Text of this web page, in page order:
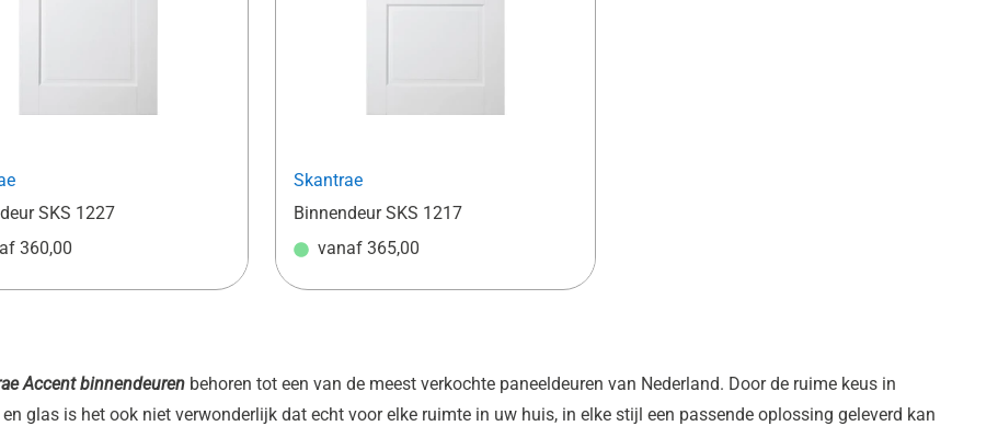
SKS 1227
360,00
Skantrae
Binnendeur SKS 1217
vanaf 365,00
Accent binnendeurenbehoren tot een van de meest verkochte paneeldeuren van Nederland. Door de ruime keus in
glas is het ook niet verwonderlijk dat echt voor elke ruimte in uw huis, in elke stijl een passende oplossing geleverd kan